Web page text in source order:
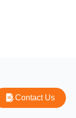
Contact Us